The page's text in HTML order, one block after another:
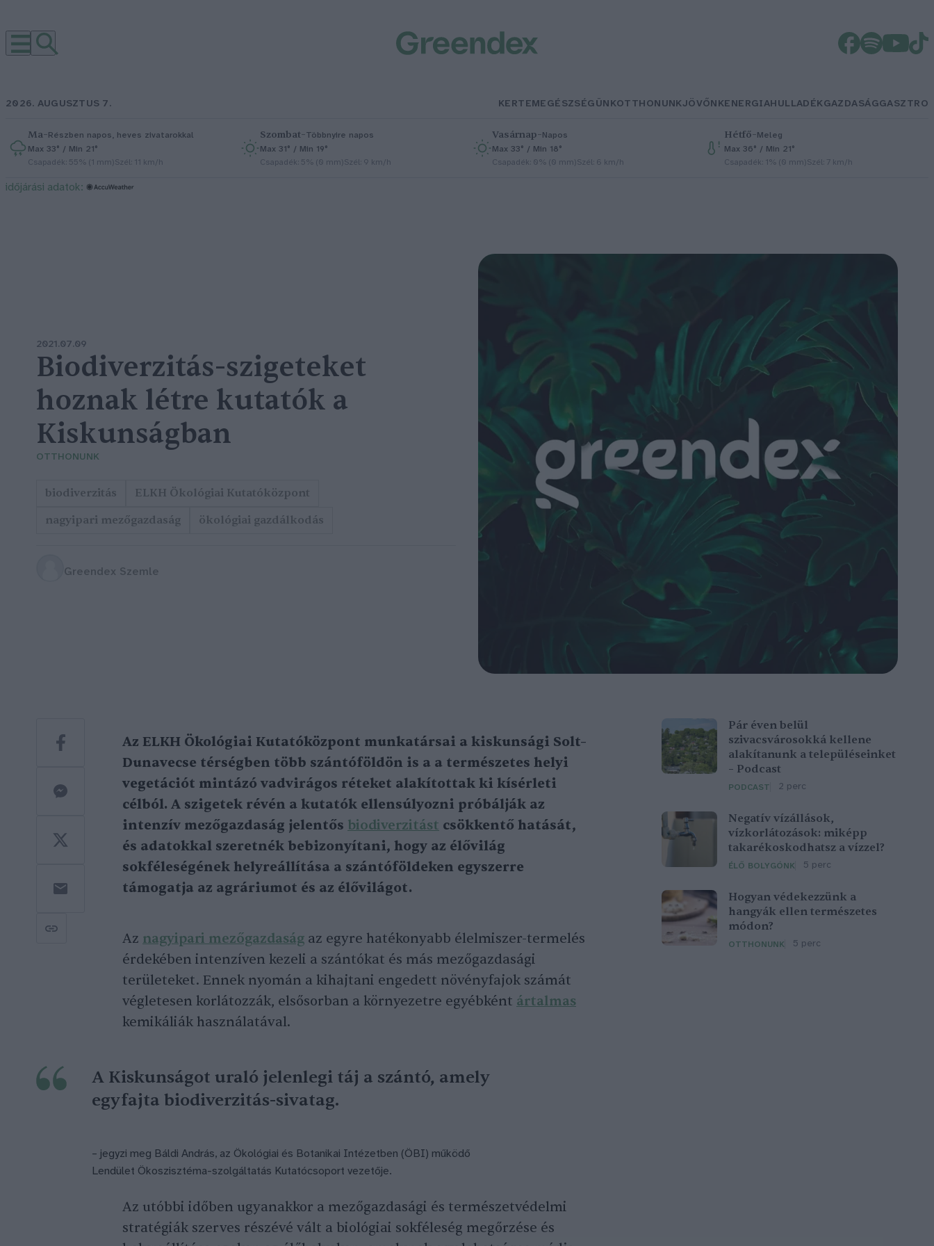
2026. AUGUSZTUS 7. KERTEMEGÉSZSÉGÜNKOTTHONUNKJÖVŐNKENERGIAHULLADÉKGAZDASÁGGASZTRO
Ma–Részben napos, heves zivatarokkal
Max 33° / Min 21°
Csapadék: 55% (1 mm)Szél: 11 km/h
Szombat–Többnyire napos
Max 31° / Min 19°
Csapadék: 5% (0 mm)Szél: 9 km/h
Vasárnap–Napos
Max 33° / Min 18°
Csapadék: 0% (0 mm)Szél: 6 km/h
Hétfő–Meleg
Max 36° / Min 21°
Csapadék: 1% (0 mm)Szél: 7 km/h
időjárási adatok:
2021.07.09
Biodiverzitás-szigeteket
hoznak létre kutatók a
Kiskunságban
OTTHONUNK
biodiverzitás
ELKH Ökológiai Kutatóközpont
nagyipari mezőgazdaság
ökológiai gazdálkodás
Greendex Szemle
Az ELKH Ökológiai Kutatóközpont munkatársai a kiskunsági Solt–
Dunavecse térségben több szántóföldön is a a természetes helyi
vegetációt mintázó vadvirágos réteket alakítottak ki kísérleti
célból. A szigetek révén a kutatók ellensúlyozni próbálják az
intenzív mezőgazdaság jelentős biodiverzitást csökkentő hatását,
és adatokkal szeretnék bebizonyítani, hogy az élővilág
sokféleségének helyreállítása a szántóföldeken egyszerre
támogatja az agráriumot és az élővilágot.
Az nagyipari mezőgazdaság az egyre hatékonyabb élelmiszer-termelés
érdekében intenzíven kezeli a szántókat és más mezőgazdasági
területeket. Ennek nyomán a kihajtani engedett növényfajok számát
végletesen korlátozzák, elsősorban a környezetre egyébként ártalmas
kemikáliák használatával.
A Kiskunságot uraló jelenlegi táj a szántó, amely
egyfajta biodiverzitás-sivatag.
– jegyzi meg Báldi András, az Ökológiai és Botanikai Intézetben (ÖBI) működő
Lendület Ökoszisztéma-szolgáltatás Kutatócsoport vezetője.
Az utóbbi időben ugyanakkor a mezőgazdasági és természetvédelmi
stratégiák szerves részévé vált a biológiai sokféleség megőrzése és
Pár éven belül
szivacsvárosokká kellene
alakítanunk a településeinket
– Podcast
PODCAST 2 perc
Negatív vízállások,
vízkorlátozások: miképp
takarékoskodhatsz a vízzel?
ÉLŐ BOLYGÓNK 5 perc
Hogyan védekezzünk a
hangyák ellen természetes
módon?
OTTHONUNK 5 perc